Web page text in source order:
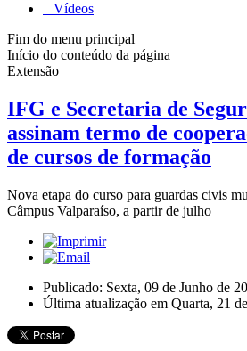
Vídeos
Fim do menu principal
Início do conteúdo da página
Extensão
IFG e Secretaria de
assinam termo de
de cursos de formação
Nova etapa do curso para guardas civis
Câmpus Valparaíso, a partir de julho
Publicado: Sexta, 09 de Junho de
Última atualização em Quarta, 21